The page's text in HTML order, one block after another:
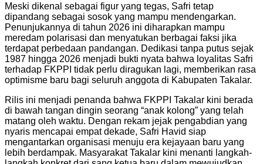
Meski dikenal sebagai figur yang tegas, Safri tetap
dipandang sebagai sosok yang mampu mendengarkan.
Penunjukannya di tahun 2026 ini diharapkan mampu
meredam polarisasi dan menyatukan berbagai faksi jika
terdapat perbedaan pandangan. Dedikasi tanpa putus sejak
1987 hingga 2026 menjadi bukti nyata bahwa loyalitas Safri
terhadap FKPPI tidak perlu diragukan lagi, memberikan rasa
optimisme baru bagi seluruh anggota di Kabupaten Takalar.
Rilis ini menjadi penanda bahwa FKPPI Takalar kini berada
di bawah tangan dingin seorang “anak kolong” yang telah
matang oleh waktu. Dengan rekam jejak pengabdian yang
nyaris mencapai empat dekade, Safri Havid siap
mengantarkan organisasi menuju era kejayaan baru yang
lebih berdampak. Masyarakat Takalar kini menanti langkah-